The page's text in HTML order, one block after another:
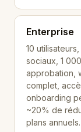
Enterprise
10
sociaux, 1
approbation,
complet,
onboarding
~20% de
plans annuels.